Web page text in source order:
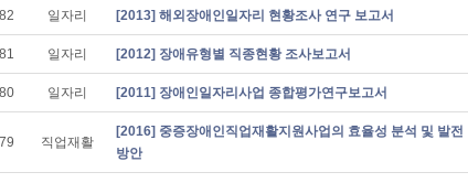
82 일자리 [2013] 해외장애인일자리 현황조사 연구 보고서
81 일자리 [2012] 장애유형별 직종현황 조사보고서
80 일자리 [2011] 장애인일자리사업 종합평가연구보고서
79 직업재활
[2016] 중증장애인직업재활지원사업의 효율성 분석 및 발전
방안